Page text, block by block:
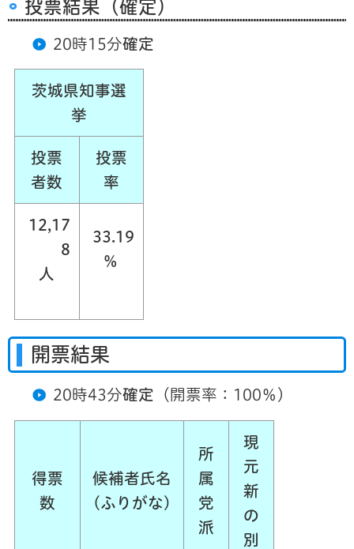
投票結果（確定）
20時15分確定
茨城県知事選
挙
投票
者数
投票
率
12,17
8
人
33.19
％
開票結果
20時43分確定 （開票率：100％）
得票
数
候補者氏名
(ふりがな)
所
属
党
派
現
元
新
の
別